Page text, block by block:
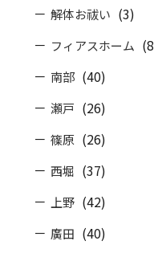
解体お祓い (3)
フィアスホーム
南部 (40)
瀬戸 (26)
篠原 (26)
西堀 (37)
上野 (42)
廣田 (40)